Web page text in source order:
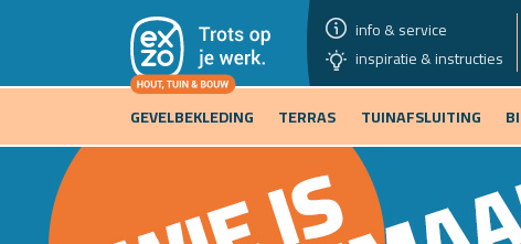
info & service
inspiratie & instructies
GEVELBEKLEDING
TERRAS TUINAFSLUITING